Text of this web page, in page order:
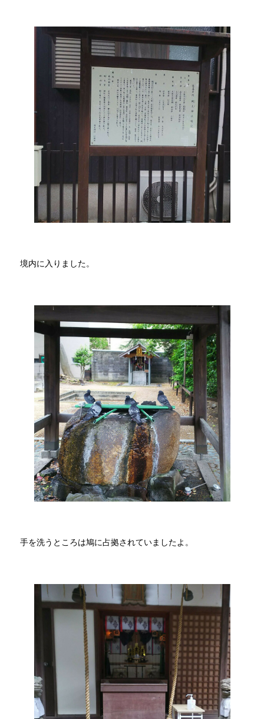
境内に入りました。
手を洗うところは鳩に占拠されていましたよ。